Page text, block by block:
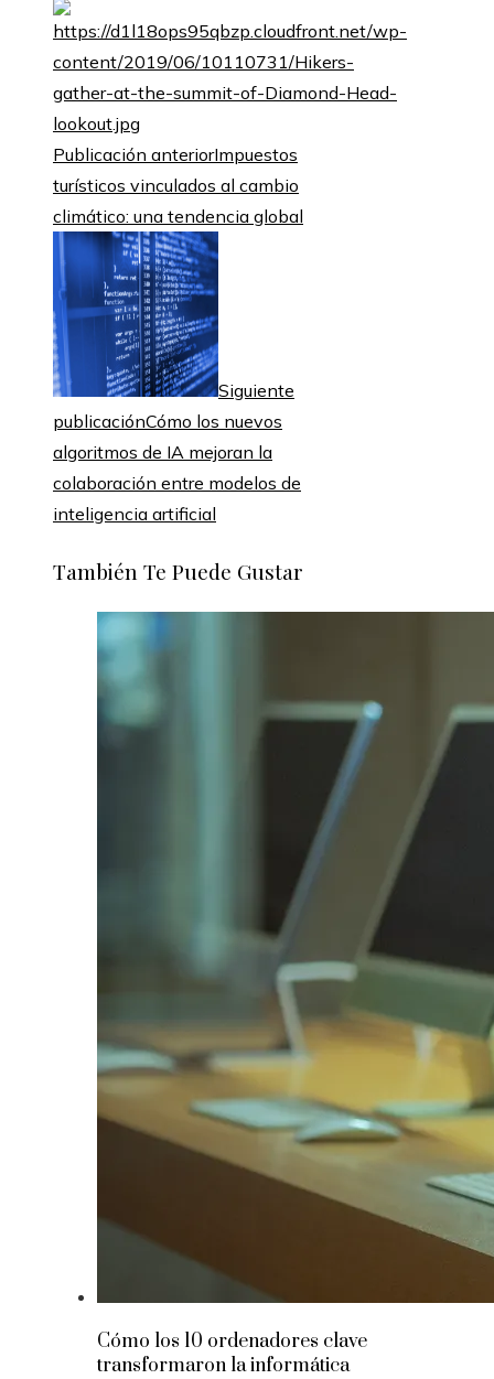
Publicación anteriorImpuestos
turísticos vinculados al cambio
climático: una tendencia global
Siguiente
publicaciónCómo los nuevos
algoritmos de IA mejoran la
colaboración entre modelos de
inteligencia artificial
También Te Puede Gustar
Cómo los 10 ordenadores clave
transformaron la informática